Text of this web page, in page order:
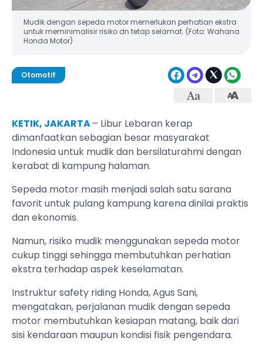
Mudik dengan sepeda motor memerlukan perhatian ekstra
untuk meminimalisir risiko dn tetap selamat. (Foto: Wahana
Honda Motor)
Otomotif
KETIK, JAKARTA– Libur Lebaran kerap
dimanfaatkan sebagian besar masyarakat
Indonesia untuk mudik dan bersilaturahmi dengan
kerabat di kampung halaman.
Sepeda motor masih menjadi salah satu sarana
favorit untuk pulang kampung karena dinilai praktis
dan ekonomis.
Namun, risiko mudik menggunakan sepeda motor
cukup tinggi sehingga membutuhkan perhatian
ekstra terhadap aspek keselamatan.
Instruktur safety riding Honda, Agus Sani,
mengatakan, perjalanan mudik dengan sepeda
motor membutuhkan kesiapan matang, baik dari
sisi kendaraan maupun kondisi fisik pengendara.